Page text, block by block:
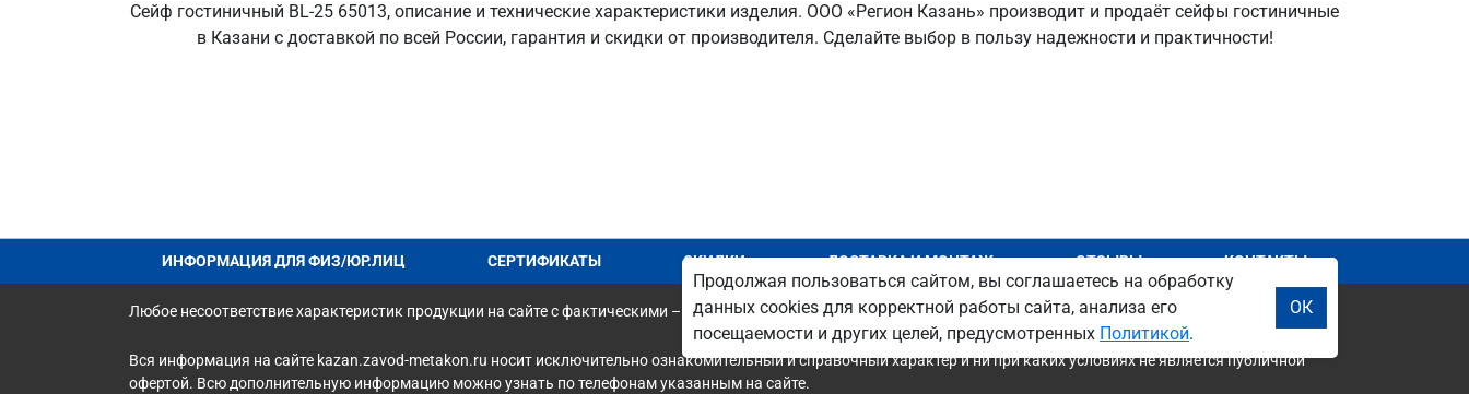
Сейф гостиничный BL-25 65013, описание и технические характеристики изделия. ООО «Регион Казань» производит и продаёт сейфы гостиничные
в Казани с доставкой по всей России, гарантия и скидки от производителя. Сделайте выбор в пользу надежности и практичности!
ИНФОРМАЦИЯ ДЛЯ ФИЗ/ЮР.ЛИЦ СЕРТИФИКАТЫ СКИДКИ ДОСТАВКА И МОНТАЖ ОТЗЫВЫ КОНТАКТЫ
Любое несоответствие характеристик продукции на сайте с фактическими – является опечаткой.
Вся информация на сайте kazan.zavod-metakon.ru носит исключительно ознакомительный и справочный характер и ни при каких условиях не является публичной
офертой. Всю дополнительную информацию можно узнать по телефонам указанным на сайте.
Продолжая пользоваться сайтом, вы соглашаетесь на обработку
данных cookies для корректной работы сайта, анализа его
посещаемости и других целей, предусмотренных Политикой.
ОК